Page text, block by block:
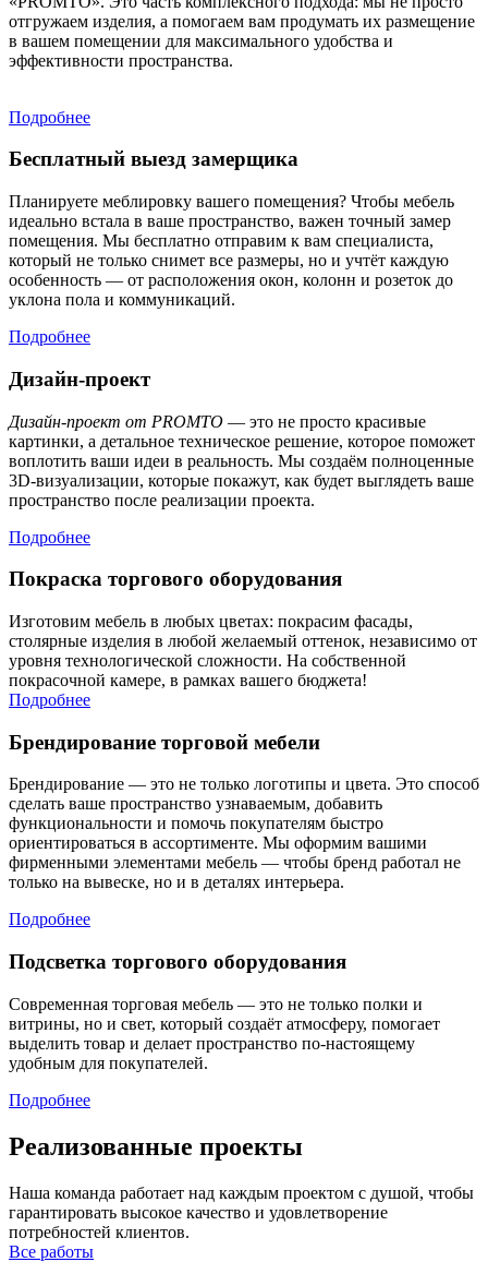
отгружаем изделия, а помогаем вам продумать их размещение
в вашем помещении для максимального удобства и
эффективности пространства.
Подробнее
Бесплатный выезд замерщика
Планируете меблировку вашего помещения? Чтобы мебель
идеально встала в ваше пространство, важен точный замер
помещения. Мы бесплатно отправим к вам специалиста,
который не только снимет все размеры, но и учтёт каждую
особенность — от расположения окон, колонн и розеток до
уклона пола и коммуникаций.
Подробнее
Дизайн-проект
Дизайн-проект от PROMTO — это не просто красивые
картинки, а детальное техническое решение, которое поможет
воплотить ваши идеи в реальность. Мы создаём полноценные
3D-визуализации, которые покажут, как будет выглядеть ваше
пространство после реализации проекта.
Подробнее
Покраска торгового оборудования
Изготовим мебель в любых цветах: покрасим фасады,
столярные изделия в любой желаемый оттенок, независимо от
уровня технологической сложности. На собственной
покрасочной камере, в рамках вашего бюджета!
Подробнее
Брендирование торговой мебели
Брендирование — это не только логотипы и цвета. Это способ
сделать ваше пространство узнаваемым, добавить
функциональности и помочь покупателям быстро
ориентироваться в ассортименте. Мы оформим вашими
фирменными элементами мебель — чтобы бренд работал не
только на вывеске, но и в деталях интерьера.
Подробнее
Подсветка торгового оборудования
Современная торговая мебель — это не только полки и
витрины, но и свет, который создаёт атмосферу, помогает
выделить товар и делает пространство по-настоящему
удобным для покупателей.
Подробнее
Реализованные проекты
Наша команда работает над каждым проектом с душой, чтобы
гарантировать высокое качество и удовлетворение
потребностей клиентов.
Все работы